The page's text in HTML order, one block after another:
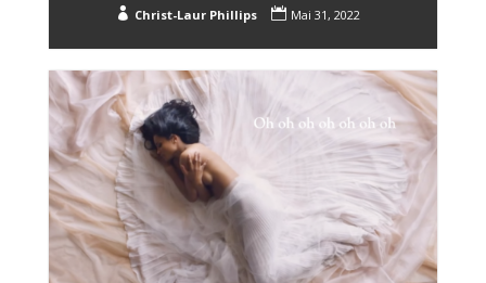
 Christ-Laur Phillips  Mai 31, 2022